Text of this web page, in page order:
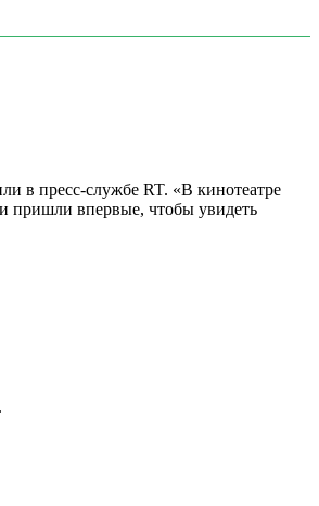
в пресс-службе RT. «В кинотеатре
пришли впервые, чтобы увидеть